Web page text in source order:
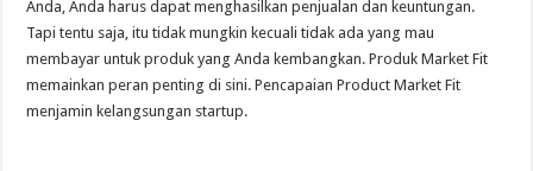
Anda, Anda harus dapat menghasilkan penjualan dan keuntungan.
Tapi tentu saja, itu tidak mungkin kecuali tidak ada yang mau
membayar untuk produk yang Anda kembangkan. Produk Market Fit
memainkan peran penting di sini. Pencapaian Product Market Fit
menjamin kelangsungan startup.